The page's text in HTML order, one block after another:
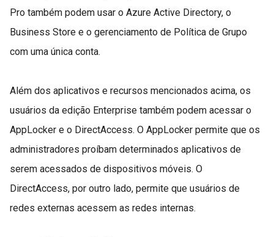
Pro também podem usar o Azure Active Directory, o
Business Store e o gerenciamento de Política de Grupo
com uma única conta.
Além dos aplicativos e recursos mencionados acima, os
usuários da edição Enterprise também podem acessar o
AppLocker e o DirectAccess. O AppLocker permite que os
administradores proíbam determinados aplicativos de
serem acessados de dispositivos móveis. O
DirectAccess, por outro lado, permite que usuários de
redes externas acessem as redes internas.